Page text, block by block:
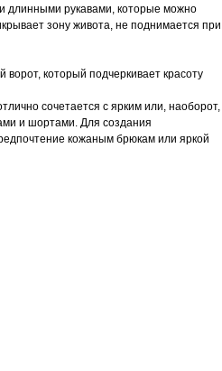
длинными рукавами, которые можно
зону живота, не поднимается при
который подчеркивает красоту
сочетается с ярким или, наоборот,
и шортами. Для создания
кожаным брюкам или яркой